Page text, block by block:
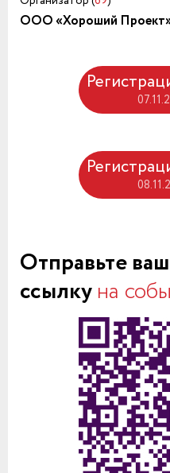
ООО «Хороший
Отправьте
ссылкуна